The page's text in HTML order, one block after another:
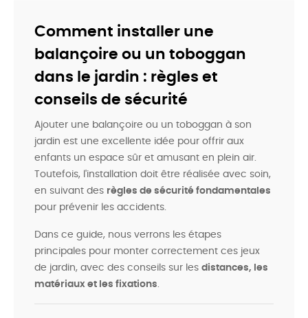
Comment installer une
balançoire ou un toboggan
dans le jardin : règles et
conseils de sécurité
Ajouter une balançoire ou un toboggan à son
jardin est une excellente idée pour offrir aux
enfants un espace sûr et amusant en plein air.
Toutefois, l'installation doit être réalisée avec soin,
en suivant des règles de sécurité fondamentales
pour prévenir les accidents.
Dans ce guide, nous verrons les étapes
principales pour monter correctement ces jeux
de jardin, avec des conseils sur les distances, les
matériaux et les fixations.